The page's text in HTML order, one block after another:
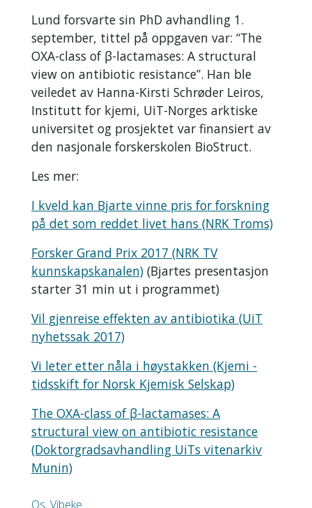
Lund forsvarte sin PhD avhandling 1.
september, tittel på oppgaven var: “The
OXA-class of β-lactamases: A structural
view on antibiotic resistance”. Han ble
veiledet av Hanna-Kirsti Schrøder Leiros,
Institutt for kjemi, UiT-Norges arktiske
universitet og prosjektet var finansiert av
den nasjonale forskerskolen BioStruct.
Les mer:
I kveld kan Bjarte vinne pris for forskning
på det som reddet livet hans (NRK Troms)
Forsker Grand Prix 2017 (NRK TV
kunnskapskanalen) (Bjartes presentasjon
starter 31 min ut i programmet)
Vil gjenreise effekten av antibiotika (UiT
nyhetssak 2017)
Vi leter etter nåla i høystakken (Kjemi -
tidsskift for Norsk Kjemisk Selskap)
The OXA-class of β-lactamases: A
structural view on antibiotic resistance
(Doktorgradsavhandling UiTs vitenarkiv
Munin)
Os, Vibeke